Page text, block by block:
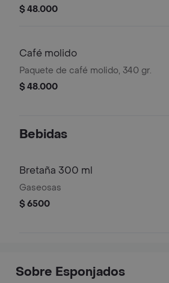
casa. Disfruta de su aroma auténtico.
$ 48.000
Café molido
Paquete de café molido, 340 gr.
$ 48.000
Bebidas
Bretaña 300 ml
Gaseosas
$ 6500
Sobre Esponjados